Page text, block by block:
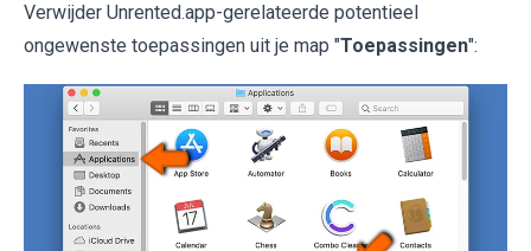
Verwijder Unrented.app-gerelateerde potentieel
ongewenste toepassingen uit je map "Toepassingen":